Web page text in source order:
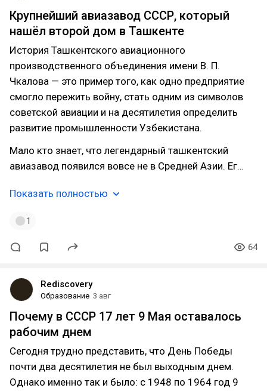
Крупнейший авиазавод СССР, который
нашёл второй дом в Ташкенте
История Ташкентского авиационного
производственного объединения имени В. П.
Чкалова — это пример того, как одно предприятие
смогло пережить войну, стать одним из символов
советской авиации и на десятилетия определить
развитие промышленности Узбекистана.
Мало кто знает, что легендарный ташкентский
авиазавод появился вовсе не в Средней Азии. Ег…
Показать полностью
1
64
Rediscovery
Образование 3 авг
Почему в СССР 17 лет 9 Мая оставалось
рабочим днем
Сегодня трудно представить, что День Победы
почти два десятилетия не был выходным днем.
Однако именно так и было: с 1948 по 1964 год 9